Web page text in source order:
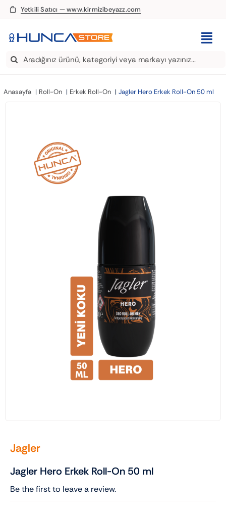
Skip
content
Yetkili Satıcı — www.kirmizibeyazz.com
EDT Parfüm
Deodorant
Şampuan
Search
Anasayfa Roll-On Erkek Roll-On Jagler Hero Erkek Roll-On 50 ml
Jagler
Jagler Hero Erkek Roll-On 50 ml
Be the first to leave a review.